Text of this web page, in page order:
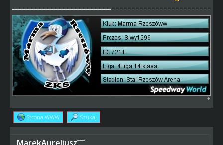
Strona WWW Szukaj
MarekAureliusz